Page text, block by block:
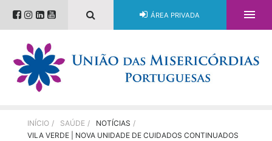
ÁREA PRIVADA 
INÍCIO / SAÚDE / NOTÍCIAS /
VILA VERDE | NOVA UNIDADE DE CUIDADOS CONTINUADOS